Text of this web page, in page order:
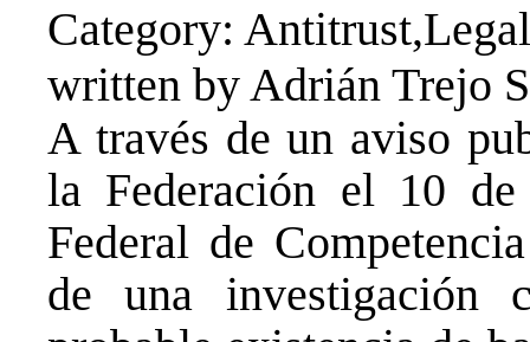
Category:
written by Adrián Trejo
A través de un aviso
la Federación el 10
Federal de
de una